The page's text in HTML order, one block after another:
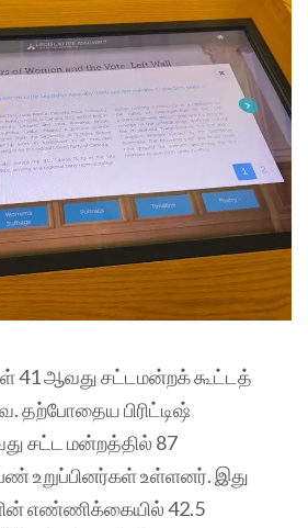
41 ஆவது சட்டமன்றக் கூட்டத்
தற்போதைய பிரிட்டிஷ்
சட்ட மன்றத்தில் 87
உறுப்பினர்கள் உள்ளனர். இது
எண்ணிக்கையில் 42.5